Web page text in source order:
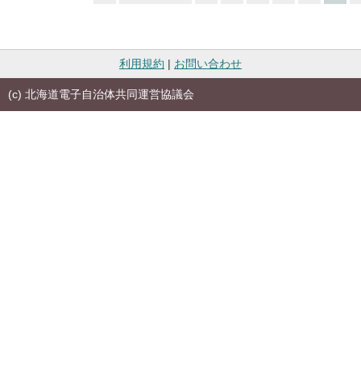
利用規約 | お問い合わせ
(c) 北海道電子自治体共同運営協議会